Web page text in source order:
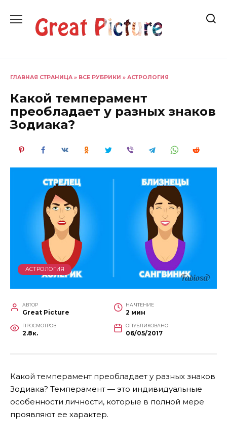
содержанию
ГЛАВНАЯ СТРАНИЦА » ВСЕ РУБРИКИ » АСТРОЛОГИЯ
Какой темперамент
преобладает у разных знаков
Зодиака?
АСТРОЛОГИЯ
АВТОР
Great Picture
НА ЧТЕНИЕ
2 мин
ПРОСМОТРОВ
2.8к.
ОПУБЛИКОВАНО
06/05/2017
Какой темперамент преобладает у разных знаков
Зодиака? Темперамент — это индивидуальные
особенности личности, которые в полной мере
проявляют ее характер.